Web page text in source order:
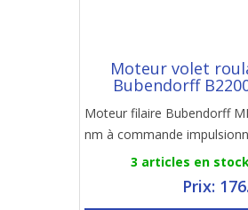
Moteur volet
Bubendorff
Moteur filaire Bubendorff
nm à commande
3 articles en
Prix: